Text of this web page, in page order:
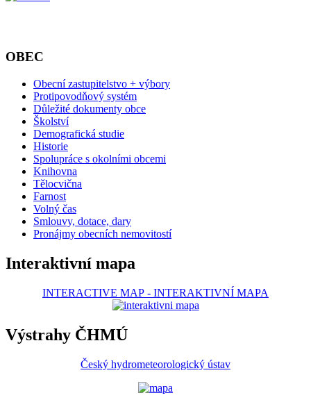
OBEC
Obecní zastupitelstvo + výbory
Protipovodňový systém
Důležité dokumenty obce
Školství
Demografická studie
Historie
Spolupráce s okolními obcemi
Knihovna
Tělocvična
Farnost
Volný čas
Smlouvy, dotace, dary
Pronájmy obecních nemovitostí
Interaktivní mapa
INTERACTIVE MAP - INTERAKTIVNÍ MAPA
Výstrahy ČHMÚ
Český hydrometeorologický ústav